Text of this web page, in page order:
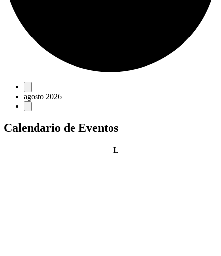
Eventos
agosto 2026
Calendario de Eventos
Llunes